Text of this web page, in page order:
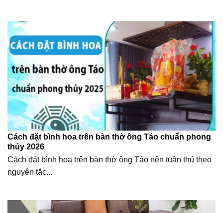
Cách đặt bình hoa trên bàn thờ ông Táo chuẩn phong
thủy 2026
Cách đặt bình hoa trên bàn thờ ông Táo nên tuân thủ theo
nguyên tắc...